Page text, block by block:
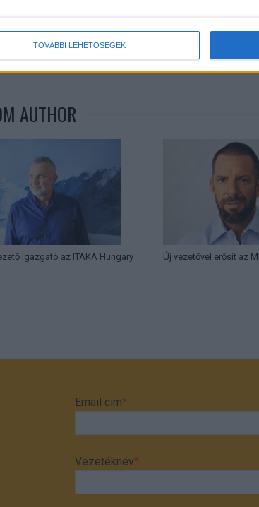
TOVÁBBI LEHETŐSÉGEKMegdöbbentő dolog derült ki a
AUTHOR
igazgató az ITAKA Hungary
Új vezetővel erősít az
Email cím*
Vezetéknév*